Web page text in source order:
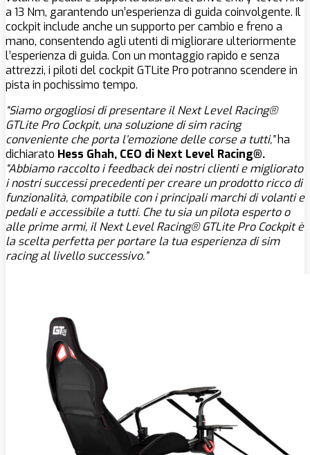
a 13 Nm, garantendo un’esperienza di guida coinvolgente. Il
cockpit include anche un supporto per cambio e freno a
mano, consentendo agli utenti di migliorare ulteriormente
l’esperienza di guida. Con un montaggio rapido e senza
attrezzi, i piloti del cockpit GTLite Pro potranno scendere in
pista in pochissimo tempo.
“Siamo orgogliosi di presentare il Next Level Racing®
GTLite Pro Cockpit, una soluzione di sim racing
conveniente che porta l’emozione delle corse a tutti,”ha
dichiarato Hess Ghah, CEO di Next Level Racing®.
“Abbiamo raccolto i feedback dei nostri clienti e migliorato
i nostri successi precedenti per creare un prodotto ricco di
funzionalità, compatibile con i principali marchi di volanti e
pedali e accessibile a tutti. Che tu sia un pilota esperto o
alle prime armi, il Next Level Racing® GTLite Pro Cockpit è
la scelta perfetta per portare la tua esperienza di sim
racing al livello successivo.”